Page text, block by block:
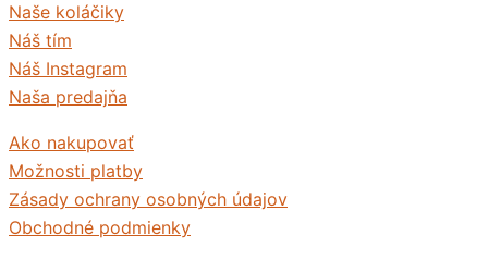
Naše koláčiky
Náš tím
Náš Instagram
Naša predajňa
Ako nakupovať
Možnosti platby
Zásady ochrany osobných údajov
Obchodné podmienky